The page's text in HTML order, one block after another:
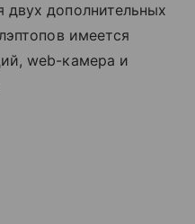
дополнительных
имеется
web-камера и